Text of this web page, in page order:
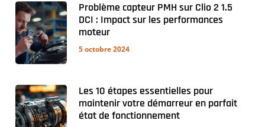
Problème capteur PMH sur Clio 2 1.5
DCI : Impact sur les performances
moteur
5 octobre 2024
Les 10 étapes essentielles pour
maintenir votre démarreur en parfait
état de fonctionnement